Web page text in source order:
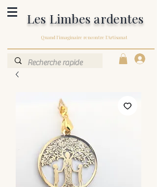
Les Limbes ardentes
Quand l'imaginaire rencontre l'Artisanat